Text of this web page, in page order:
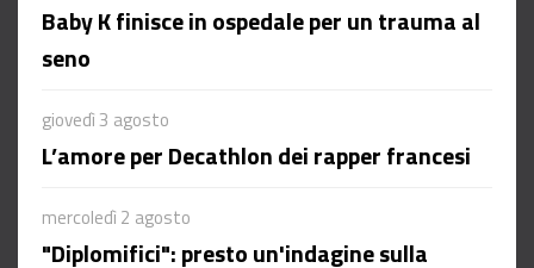
Baby K finisce in ospedale per un trauma al
seno
giovedì 3 agosto
L’amore per Decathlon dei rapper francesi
mercoledì 2 agosto
"Diplomifici": presto un'indagine sulla